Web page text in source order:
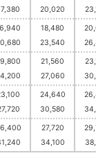
20,020
18,480
23,540
21,560
27,060
24,640
30,580
27,720
34,100